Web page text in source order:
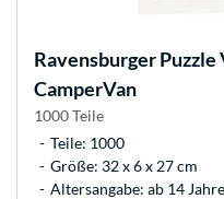
RavensburgerPuzzle
CamperVan
1000 Teile
Teile: 1000
Größe: 32 x 6 x 27 cm
Altersangabe: ab 14